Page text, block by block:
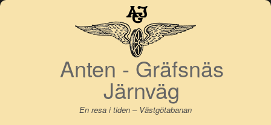
Skip
Anten - Gräfsnäs
Järnväg
En resa i tiden – Västgötabanan